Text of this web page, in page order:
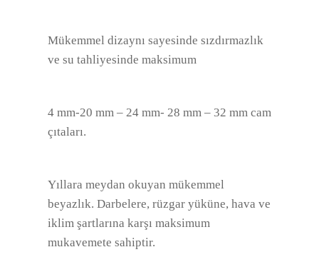
Mükemmel dizaynı sayesinde sızdırmazlık
ve su tahliyesinde maksimum
4 mm-20 mm – 24 mm- 28 mm – 32 mm cam
çıtaları.
Yıllara meydan okuyan mükemmel
beyazlık. Darbelere, rüzgar yüküne, hava ve
iklim şartlarına karşı maksimum
mukavemete sahiptir.